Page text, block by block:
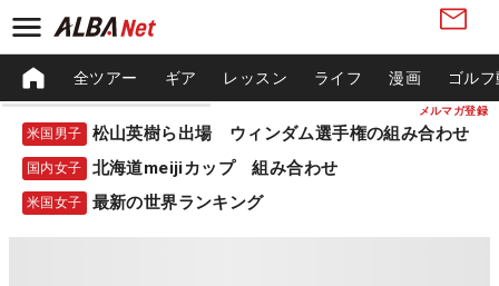
メルマガ登録
全ツアー ギア レッスン ライフ 漫画 ゴル
米国男子 松山英樹ら出場 ウィンダム選手権の組み合わせ
国内女子 北海道meijiカップ 組み合わせ
米国女子 最新の世界ランキング